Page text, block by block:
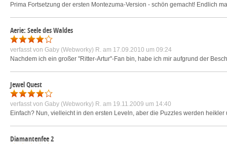
Prima Fortsetzung der ersten Montezuma-Version - schön gemacht! Endlich
Aerie: Seele des Waldes
verfasst von Gaby (Webworky) R. am 17.09.2010 um 09:24
Nachdem ich ein großer "Ritter-Artur"-Fan bin, habe ich mir aufgrund der
Jewel Quest
verfasst von Gaby (Webworky) R. am 19.11.2009 um 14:40
Einfach? Nun, vielleicht in den ersten Leveln, aber die Puzzles werden
Diamantenfee 2